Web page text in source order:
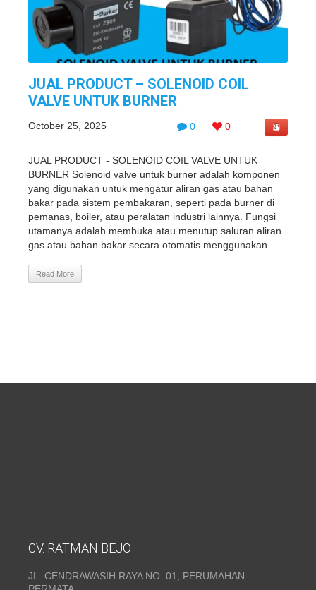
JUAL PRODUCT – SOLENOID COIL
VALVE UNTUK BURNER
0 0
October 25, 2025
JUAL PRODUCT - SOLENOID COIL VALVE UNTUK
BURNER Solenoid valve untuk burner adalah komponen
yang digunakan untuk mengatur aliran gas atau bahan
bakar pada sistem pembakaran, seperti pada burner di
pemanas, boiler, atau peralatan industri lainnya. Fungsi
utamanya adalah membuka atau menutup saluran aliran
gas atau bahan bakar secara otomatis menggunakan ...
Read More
CV. RATMAN BEJO
JL. CENDRAWASIH RAYA NO. 01, PERUMAHAN